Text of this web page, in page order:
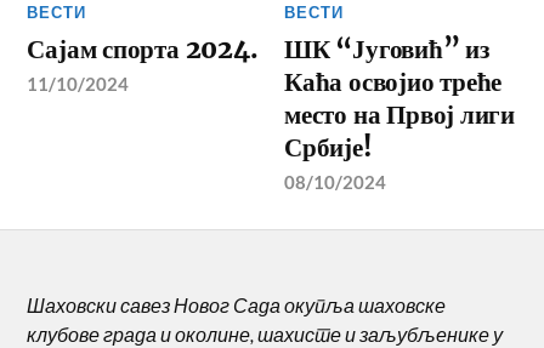
ВЕСТИ
Сајам спорта 2024.
11/10/2024
ВЕСТИ
ШК “Југовић” из
Каћа освојио треће
место на Првој лиги
Србије!
08/10/2024
Шаховски савез Новог Сада окупља шаховске
клубове града и околине, шахисте и заљубљенике у